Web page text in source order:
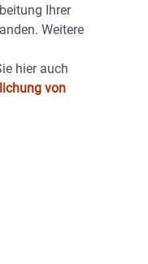
Ihrer
Weitere
hier auch
von